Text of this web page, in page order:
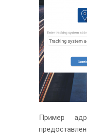
Пример